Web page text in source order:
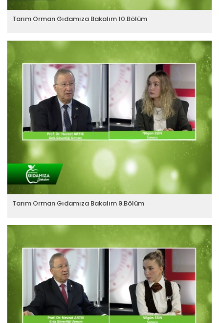
Tarım Orman Gıdamıza Bakalım 10.Bölüm
Tarım Orman Gıdamıza Bakalım 9.Bölüm
Tarım Orman Gıdamıza Bakalım...
Devamını Oku ->
Tarım Orman Gıdamıza Bakalım...